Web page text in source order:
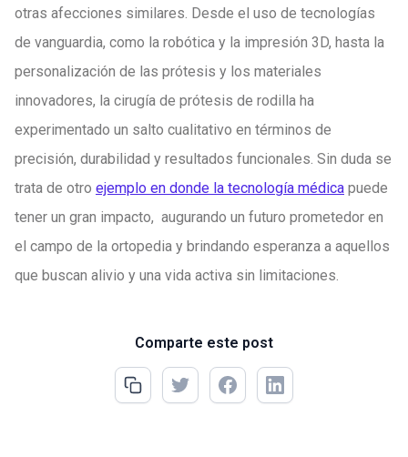
otras afecciones similares. Desde el uso de tecnologías
de vanguardia, como la robótica y la impresión 3D, hasta la
personalización de las prótesis y los materiales
innovadores, la cirugía de prótesis de rodilla ha
experimentado un salto cualitativo en términos de
precisión, durabilidad y resultados funcionales. Sin duda se
trata de otro ejemplo en donde la tecnología médica puede
tener un gran impacto, augurando un futuro prometedor en
el campo de la ortopedia y brindando esperanza a aquellos
que buscan alivio y una vida activa sin limitaciones.
Comparte este post